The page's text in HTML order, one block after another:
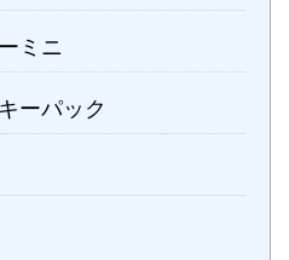
ミニ
ーパック